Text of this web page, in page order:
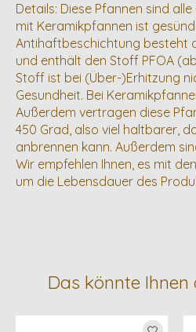
Details: Diese Pfannen sind
mit Keramikpfannen ist
Antihaftbeschichtung besteht
und enthält den Stoff PFOA
Stoff ist bei (Über-)Erhitzung
Gesundheit. Bei
Außerdem vertragen diese
450 Grad, also viel haltbarer,
anbrennen kann. Außerdem
Wir empfehlen Ihnen, es mit
um die Lebensdauer des
Das könnte
Produkt-Karussell-Artikel